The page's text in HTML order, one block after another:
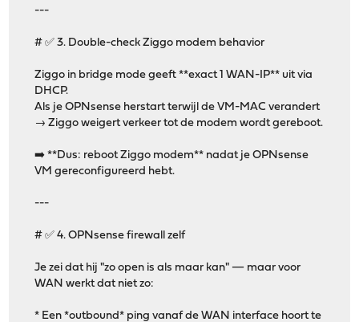
---
# ✅ 3. Double-check Ziggo modem behavior
Ziggo in bridge mode geeft **exact 1 WAN-IP** uit via
DHCP.
Als je OPNsense herstart terwijl de VM-MAC verandert
→ Ziggo weigert verkeer tot de modem wordt gereboot.
➡️ **Dus: reboot Ziggo modem** nadat je OPNsense
VM gereconfigureerd hebt.
---
# ✅ 4. OPNsense firewall zelf
Je zei dat hij "zo open is als maar kan" — maar voor
WAN werkt dat niet zo:
* Een *outbound* ping vanaf de WAN interface hoort te